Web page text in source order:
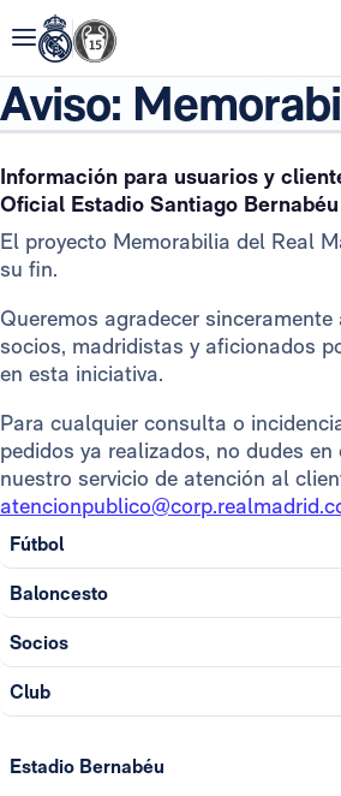
Aviso:
Información para usuarios y
Oficial Estadio Santiago Bernabéu
El proyecto Memorabilia del Real
su fin.
Queremos agradecer
socios, madridistas y aficionados
en esta iniciativa.
Para cualquier consulta o
pedidos ya realizados, no dudes
nuestro servicio de atención al
Fútbol
Baloncesto
Socios
Club
Estadio Bernabéu